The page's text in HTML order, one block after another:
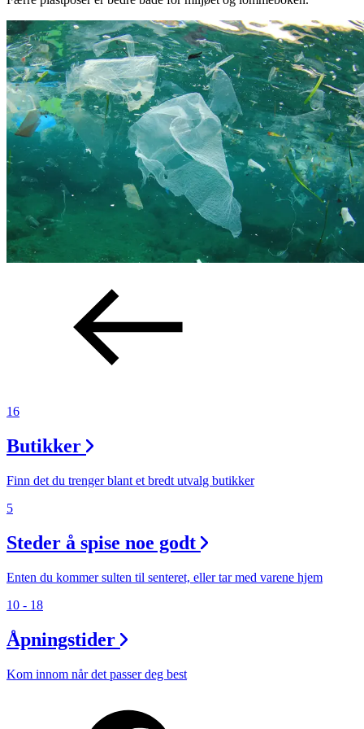
Inspirasjon
Søk
Åpningstider
Praktisk informasjon
Ledige stillinger
Magasin
Welcome to lompensenteret
16
Butikker
Finn det du trenger blant et bredt utvalg butikker
5
Steder å spise noe godt
Enten du kommer sulten til senteret, eller tar med varene hjem
10 - 18
Åpningstider
Kom innom når det passer deg best